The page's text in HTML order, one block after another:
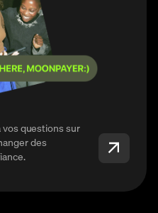
questions sur
des